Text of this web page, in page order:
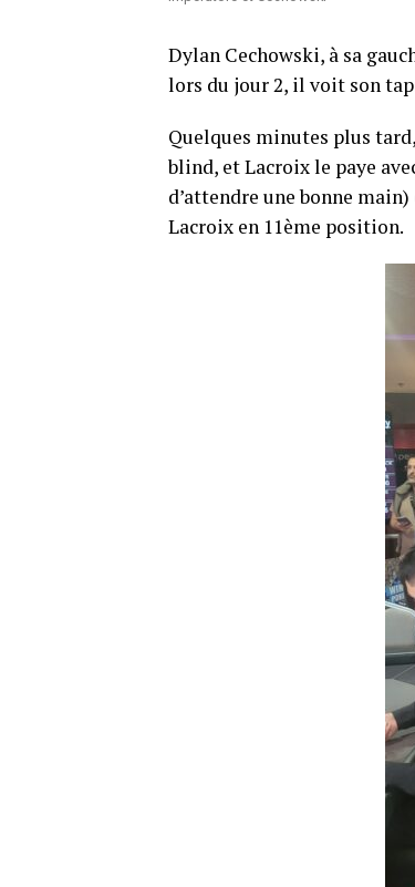
Dylan Cechowski, à sa
lors du jour 2, il voit son
Quelques minutes plus
blind, et Lacroix le paye
d’attendre une bonne
Lacroix en 11ème position.